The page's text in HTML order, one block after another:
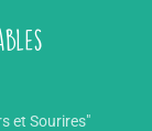
et Sourires"